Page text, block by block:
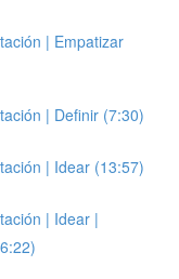
| Empatizar
| Definir (7:30)
| Idear (13:57)
| Idear |